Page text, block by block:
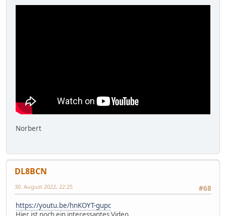
Norbert
DL8BCN
#68
30. August 2022, 22:25
https://youtu.be/hnKOYT-gupc